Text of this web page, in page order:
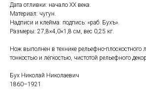
Дата отливки: начало ХХ века.
Материал: чугун.
Надписи и клейма: подпись: «раб. Бухъ».
Размеры: 27,8×4,0×1,8 см, вес 0,25 кг.
Нож выполнен в технике рельефно-плоскостного
тонкостью и лёгкостью, чистотой рельефного
Бух Николай Николаевич
1860–1921